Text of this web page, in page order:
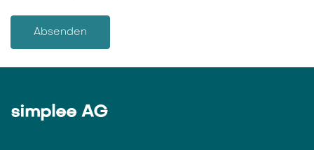
Absenden
simplee AG